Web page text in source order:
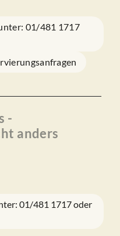
01/481 1717
-
anders
01/481 1717 oder